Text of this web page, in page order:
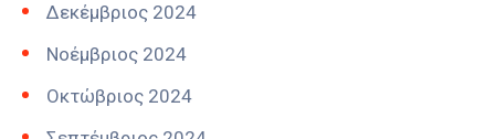
Δεκέμβριος 2024
Νοέμβριος 2024
Οκτώβριος 2024